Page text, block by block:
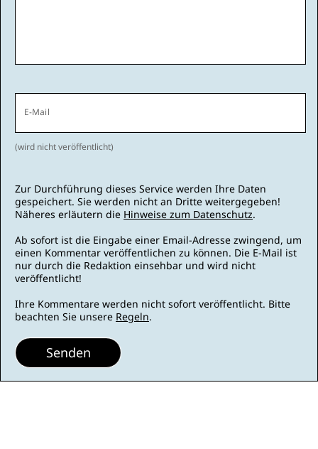
E-Mail
(wird nicht veröffentlicht)
Zur Durchführung dieses Service werden Ihre Daten
gespeichert. Sie werden nicht an Dritte weitergegeben!
Näheres erläutern die Hinweise zum Datenschutz.
Ab sofort ist die Eingabe einer Email-Adresse zwingend, um
einen Kommentar veröffentlichen zu können. Die E-Mail ist
nur durch die Redaktion einsehbar und wird nicht
veröffentlicht!
Ihre Kommentare werden nicht sofort veröffentlicht. Bitte
beachten Sie unsere Regeln.
Senden